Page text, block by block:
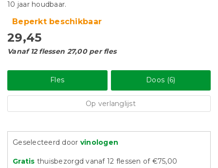
10 jaar houdbaar.
Beperkt beschikbaar
29,45
Vanaf 12 flessen 27,00 per fles
Fles Doos (6)
Op verlanglijst
Geselecteerd door vinologen
Gratis thuisbezorgd vanaf 12 flessen of €75,00